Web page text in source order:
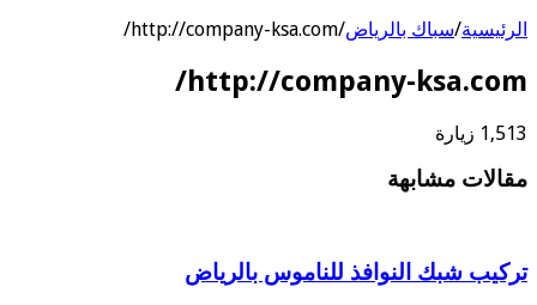
الرئيسية/سباك بالرياض/
http://company-ksa.com/
http://company-ksa.com/
1,513 زيارة
مقالات مشابهة
تركيب شبك النوافذ للناموس بالرياض